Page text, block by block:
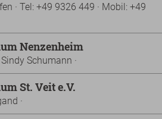
· Tel: +49 9326 449 · Mobil: +49
Nenzenheim
Schumann ·
St. Veit e.V.
·